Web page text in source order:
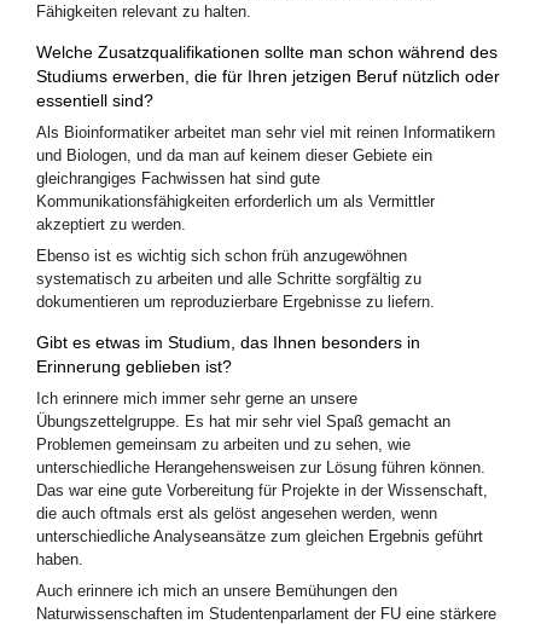
Fähigkeiten relevant zu halten.
Welche Zusatzqualifikationen sollte man schon während des
Studiums erwerben, die für Ihren jetzigen Beruf nützlich oder
essentiell sind?
Als Bioinformatiker arbeitet man sehr viel mit reinen Informatikern
und Biologen, und da man auf keinem dieser Gebiete ein
gleichrangiges Fachwissen hat sind gute
Kommunikationsfähigkeiten erforderlich um als Vermittler
akzeptiert zu werden.
Ebenso ist es wichtig sich schon früh anzugewöhnen
systematisch zu arbeiten und alle Schritte sorgfältig zu
dokumentieren um reproduzierbare Ergebnisse zu liefern.
Gibt es etwas im Studium, das Ihnen besonders in
Erinnerung geblieben ist?
Ich erinnere mich immer sehr gerne an unsere
Übungszettelgruppe. Es hat mir sehr viel Spaß gemacht an
Problemen gemeinsam zu arbeiten und zu sehen, wie
unterschiedliche Herangehensweisen zur Lösung führen können.
Das war eine gute Vorbereitung für Projekte in der Wissenschaft,
die auch oftmals erst als gelöst angesehen werden, wenn
unterschiedliche Analyseansätze zum gleichen Ergebnis geführt
haben.
Auch erinnere ich mich an unsere Bemühungen den
Naturwissenschaften im Studentenparlament der FU eine stärkere